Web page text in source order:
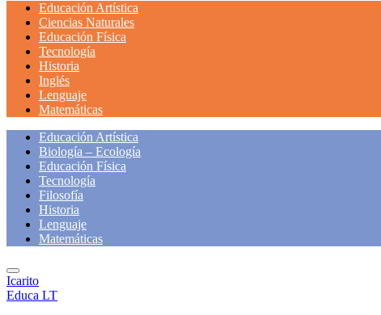
Educación Artística
Ciencias Naturales
Educación Física
Tecnología
Historia
Inglés
Lenguaje
Matemáticas
Educación Artística
Biología – Ecología
Educación Física
Tecnología
Filosofía
Historia
Lenguaje
Matemáticas
Icarito
Educa LT